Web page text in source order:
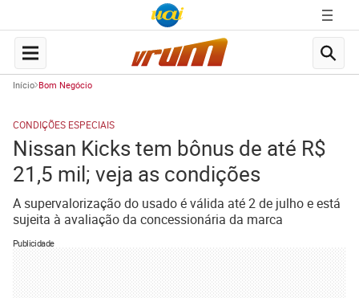
Início Bom Negócio
CONDIÇÕES ESPECIAIS
Nissan Kicks tem bônus de até R$
21,5 mil; veja as condições
A supervalorização do usado é válida até 2 de julho e está
sujeita à avaliação da concessionária da marca
Publicidade